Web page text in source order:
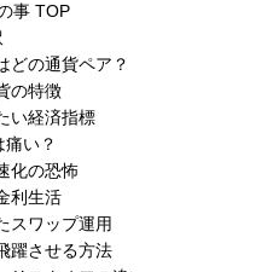
事 TOP
どの通貨ペア？
の特徴
い経済指標
い？
化の恐怖
利生活
スワップ運用
躍させる方法